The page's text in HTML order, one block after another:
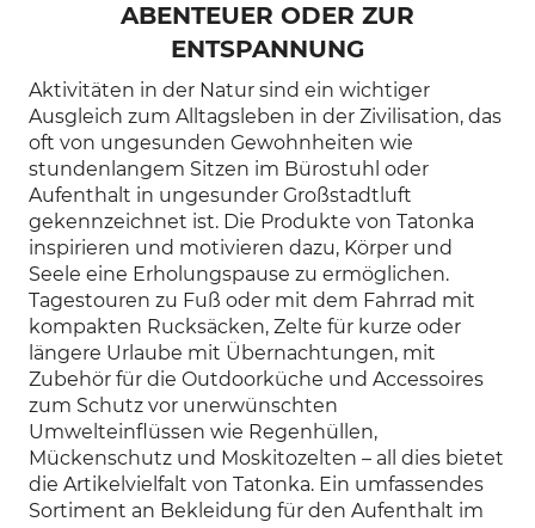
ABENTEUER ODER ZUR
ENTSPANNUNG
Aktivitäten in der Natur sind ein wichtiger
Ausgleich zum Alltagsleben in der Zivilisation, das
oft von ungesunden Gewohnheiten wie
stundenlangem Sitzen im Bürostuhl oder
Aufenthalt in ungesunder Großstadtluft
gekennzeichnet ist. Die Produkte von Tatonka
inspirieren und motivieren dazu, Körper und
Seele eine Erholungspause zu ermöglichen.
Tagestouren zu Fuß oder mit dem Fahrrad mit
kompakten Rucksäcken, Zelte für kurze oder
längere Urlaube mit Übernachtungen, mit
Zubehör für die Outdoorküche und Accessoires
zum Schutz vor unerwünschten
Umwelteinflüssen wie Regenhüllen,
Mückenschutz und Moskitozelten – all dies bietet
die Artikelvielfalt von Tatonka. Ein umfassendes
Sortiment an Bekleidung für den Aufenthalt im